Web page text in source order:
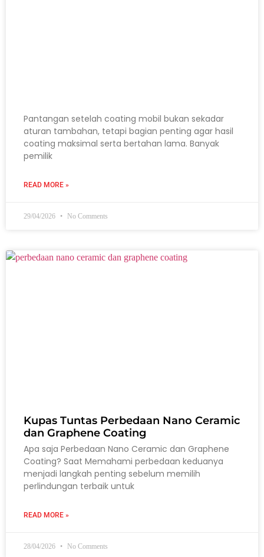
Pantangan setelah coating mobil bukan sekadar
aturan tambahan, tetapi bagian penting agar hasil
coating maksimal serta bertahan lama. Banyak
pemilik
READ MORE »
29/04/2026 No Comments
Kupas Tuntas Perbedaan Nano Ceramic
dan Graphene Coating
Apa saja Perbedaan Nano Ceramic dan Graphene
Coating? Saat Memahami perbedaan keduanya
menjadi langkah penting sebelum memilih
perlindungan terbaik untuk
READ MORE »
28/04/2026 No Comments